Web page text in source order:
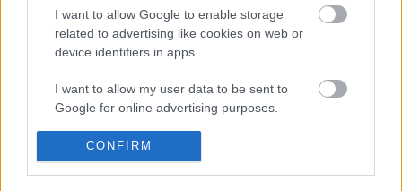
I want to allow Google to enable storage
related to advertising like cookies on web or
device identifiers in apps.
I want to allow my user data to be sent to
Google for online advertising purposes.
I want to allow Google to send me
personalized advertising.
CONFIRM
nagytérségi hulladéktársulástól, de annak elnöke saját bevallása
szerint nem érti az adat fogalmát.
GYŐRI ÖNKORMÁNYZATI CÉGEK HITELÜGYEI: KI
2022. június. 29. 16:45
Pollreisz Balázs korábban is javasolta, hogy a korábban
kölcsönként adott pénzeket hagyják a cégeknél, akkor
kiosztották a fideszesek. Most ők szavazták meg ugyanezt.
HAT ABSZURD INDOK, AMIVEL GYŐRI